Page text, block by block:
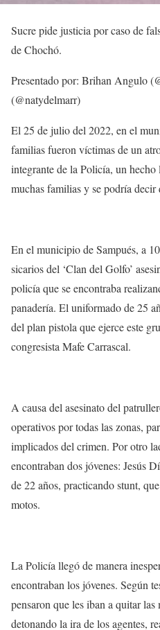
Sucre pide justicia por caso de
de Chochó.
Presentado por: Brihan Angulo
(@natydelmarr)
El 25 de julio del 2022, en el
familias fueron víctimas de un
integrante de la Policía, un
muchas familias y se podría
En el municipio de Sampués, a
sicarios del ‘Clan del Golfo’
policía que se encontraba
panadería. El uniformado de 25
del plan pistola que ejerce este
congresista Mafe Carrascal.
A causa del asesinato del
operativos por todas las zonas,
implicados del crimen. Por otro
encontraban dos jóvenes: Jesús
de 22 años, practicandostunt,
motos.
La Policía llegó de manera
encontraban los jóvenes. Según
pensaron que les iban a quitar
detonando la ira de los agentes,